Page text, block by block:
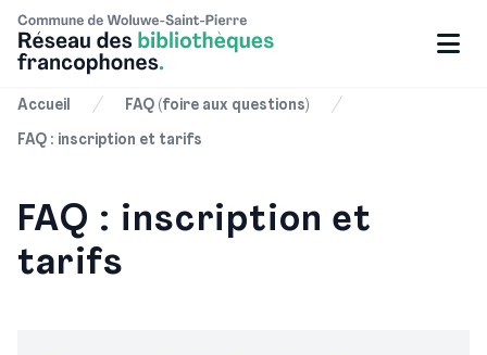
Accueil FAQ (foire aux questions)
FAQ : inscription et tarifs
FAQ : inscription et
tarifs